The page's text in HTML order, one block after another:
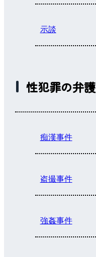
示談
性犯罪の弁
痴漢事件
盗撮事件
強姦事件